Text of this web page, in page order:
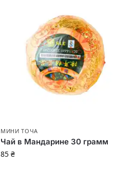
МИНИ ТОЧА
Чай в Мандарине 30 грамм
85 ₴